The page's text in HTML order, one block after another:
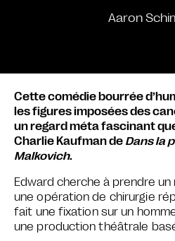
Aaron
Cette comédie bourrée
les figures imposées des
un regard méta fascinant
Charlie Kaufman de Dans la
Malkovich.
Edward cherche à prendre
une opération de chirurgie
fait une fixation sur un
une production théâtrale